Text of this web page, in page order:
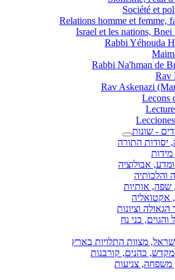
Société et
Relations homme et femme,
Israel et les nations, Bnei
Rabbi Yéhouda
Rabbi Na'hman de
Rav
Leçons
- שונות
יסודות התורה
אבולוציה
והלכותיה
שפה, אותיות
אקטואליה
הגאולה וציונות
בני נח
מצוות התלויות בארץ
כהנים, קורבנות
משפחה, צניעות